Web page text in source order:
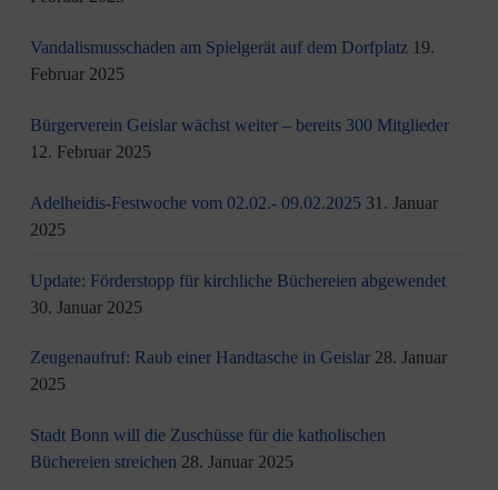
Vandalismusschaden am Spielgerät auf dem Dorfplatz 19.
Februar 2025
Bürgerverein Geislar wächst weiter – bereits 300 Mitglieder
12. Februar 2025
Adelheidis-Festwoche vom 02.02.- 09.02.2025 31. Januar
2025
Update: Förderstopp für kirchliche Büchereien abgewendet
30. Januar 2025
Zeugenaufruf: Raub einer Handtasche in Geislar 28. Januar
2025
Stadt Bonn will die Zuschüsse für die katholischen
Büchereien streichen 28. Januar 2025